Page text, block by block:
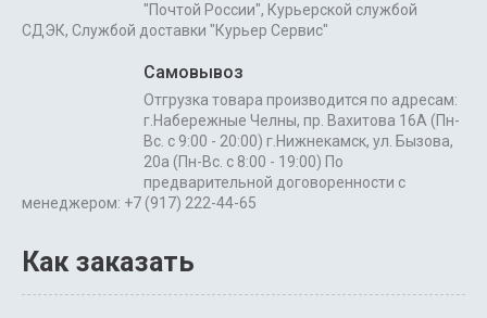
"Почтой России", Курьерской службой
СДЭК, Службой доставки "Курьер Сервис"
Самовывоз
Отгрузка товара производится по адресам:
г.Набережные Челны, пр. Вахитова 16А (Пн-
Вс. с 9:00 - 20:00) г.Нижнекамск, ул. Бызова,
20а (Пн-Вс. с 8:00 - 19:00) По
предварительной договоренности с
менеджером: +7 (917) 222-44-65
Как заказать